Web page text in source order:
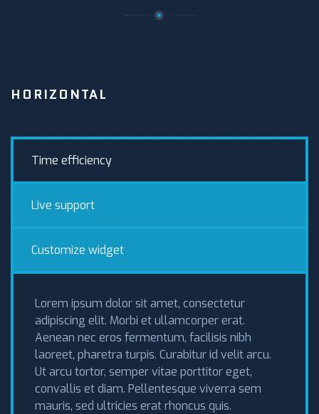
HORIZONTAL
Time efficiency
Live support
Customize widget
Lorem ipsum dolor sit amet, consectetur
adipiscing elit. Morbi et ullamcorper erat.
Aenean nec eros fermentum, facilisis nibh
laoreet, pharetra turpis. Curabitur id velit arcu.
Ut arcu tortor, semper vitae porttitor eget,
convallis et diam. Pellentesque viverra sem
mauris, sed ultricies erat rhoncus quis.